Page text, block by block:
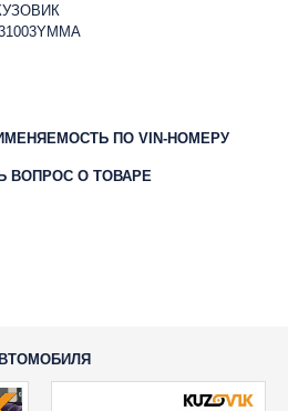
ПО VIN-НОМЕРУ
ВОПРОС О ТОВАРЕ